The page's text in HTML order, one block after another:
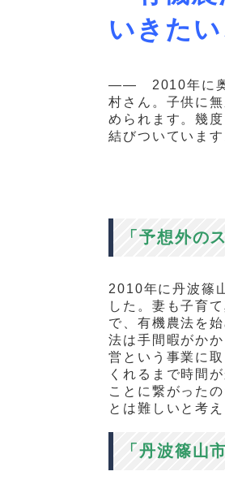
いきた
—— 2010年に
村さん。子供に
められます。幾
結びついていま
「予想外の
2010年に丹波篠
した。妻も子育
で、有機農法を
法は手間暇がか
営という事業に
くれるまで時間
ことに繋がった
とは難しいと考
「丹波篠山